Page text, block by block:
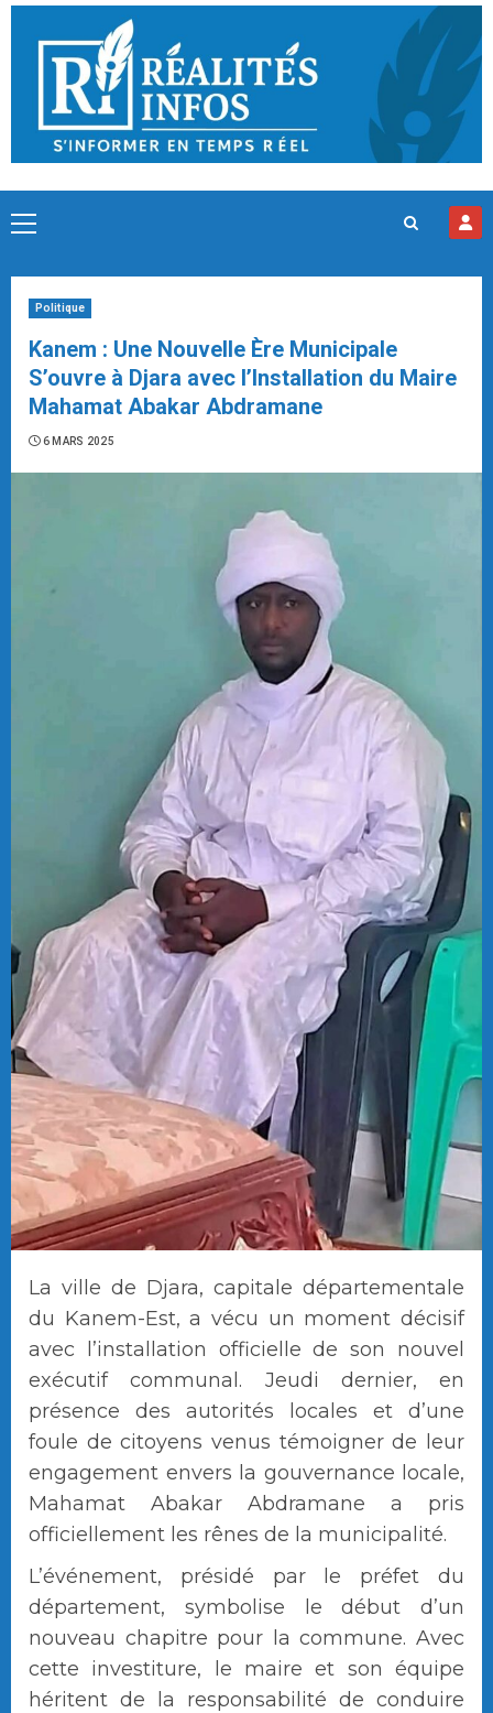
Skip
content
Primary
Politique
Kanem : Une Nouvelle Ère Municipale
S’ouvre à Djara avec l’Installation du Maire
Mahamat Abakar Abdramane
6 MARS 2025
La ville de Djara, capitale départementale
du Kanem-Est, a vécu un moment décisif
avec l’installation officielle de son nouvel
exécutif communal. Jeudi dernier, en
présence des autorités locales et d’une
foule de citoyens venus témoigner de leur
engagement envers la gouvernance locale,
Mahamat Abakar Abdramane a pris
officiellement les rênes de la municipalité.
L’événement, présidé par le préfet du
département, symbolise le début d’un
nouveau chapitre pour la commune. Avec
cette investiture, le maire et son équipe
héritent de la responsabilité de conduire